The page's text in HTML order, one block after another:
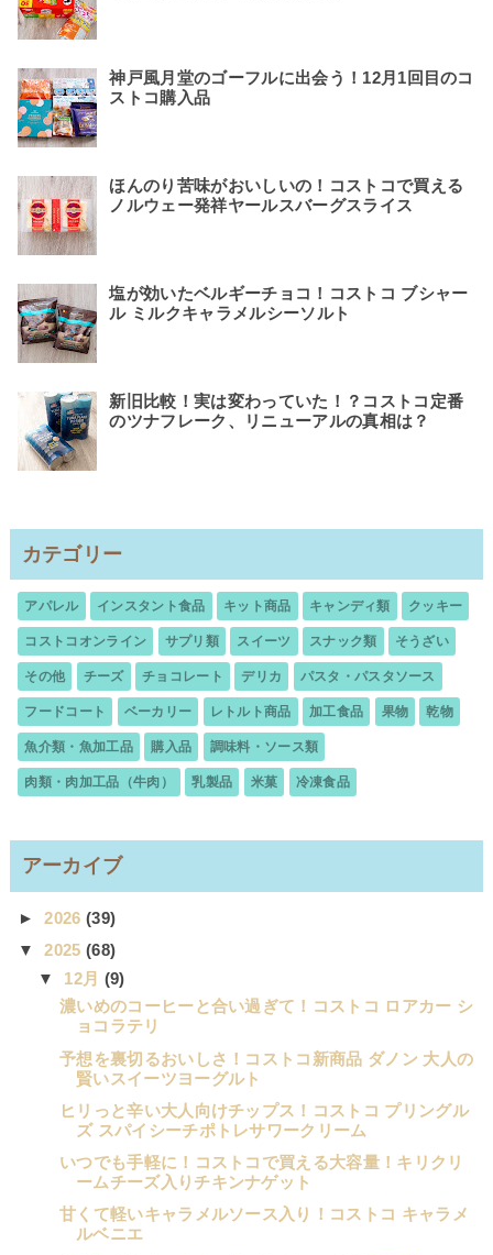
神戸風月堂のゴーフルに出会う！12月1回目のコ
ストコ購入品
ほんのり苦味がおいしいの！コストコで買える
ノルウェー発祥ヤールスバーグスライス
塩が効いたベルギーチョコ！コストコ ブシャー
ル ミルクキャラメルシーソルト
新旧比較！実は変わっていた！？コストコ定番
のツナフレーク、リニューアルの真相は？
カテゴリー
アパレル インスタント食品 キット商品 キャンディ類 クッキー
コストコオンライン サプリ類 スイーツ スナック類 そうざい
その他 チーズ チョコレート デリカ パスタ・パスタソース
フードコート ベーカリー レトルト商品 加工食品 果物 乾物
魚介類・魚加工品 購入品 調味料・ソース類
肉類・肉加工品（牛肉） 乳製品 米菓 冷凍食品
アーカイブ
►2026(39)
▼2025(68)
▼ 12月 (9)
濃いめのコーヒーと合い過ぎて！コストコ ロアカー シ
ョコラテリ
予想を裏切るおいしさ！コストコ新商品 ダノン 大人の
賢いスイーツヨーグルト
ヒリっと辛い大人向けチップス！コストコ プリングル
ズ スパイシーチポトレサワークリーム
いつでも手軽に！コストコで買える大容量！キリクリ
ームチーズ入りチキンナゲット
甘くて軽いキャラメルソース入り！コストコ キャラメ
ルベニエ